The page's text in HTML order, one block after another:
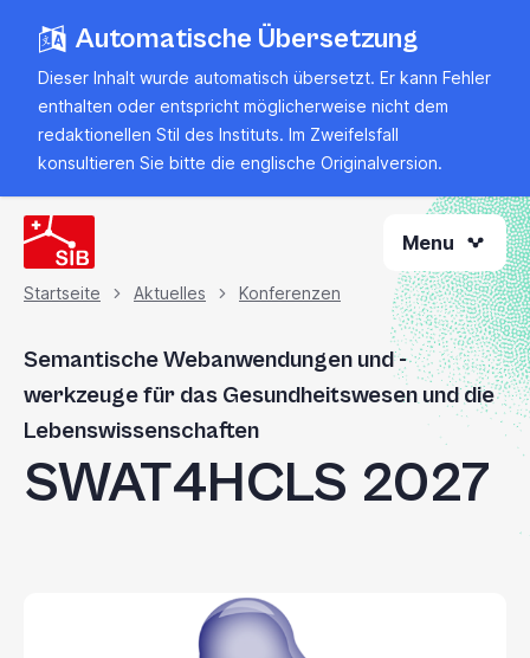
Hauptinhalt
springen
Automatische Übersetzung
Dieser Inhalt wurde automatisch übersetzt. Er kann Fehler
enthalten oder entspricht möglicherweise nicht dem
redaktionellen Stil des Instituts. Im Zweifelsfall
konsultieren Sie bitte die englische Originalversion.
Menu
Brotkrümel
Startseite Aktuelles Konferenzen
Semantische Webanwendungen und -
werkzeuge für das Gesundheitswesen und die
Lebenswissenschaften
SWAT4HCLS 2027